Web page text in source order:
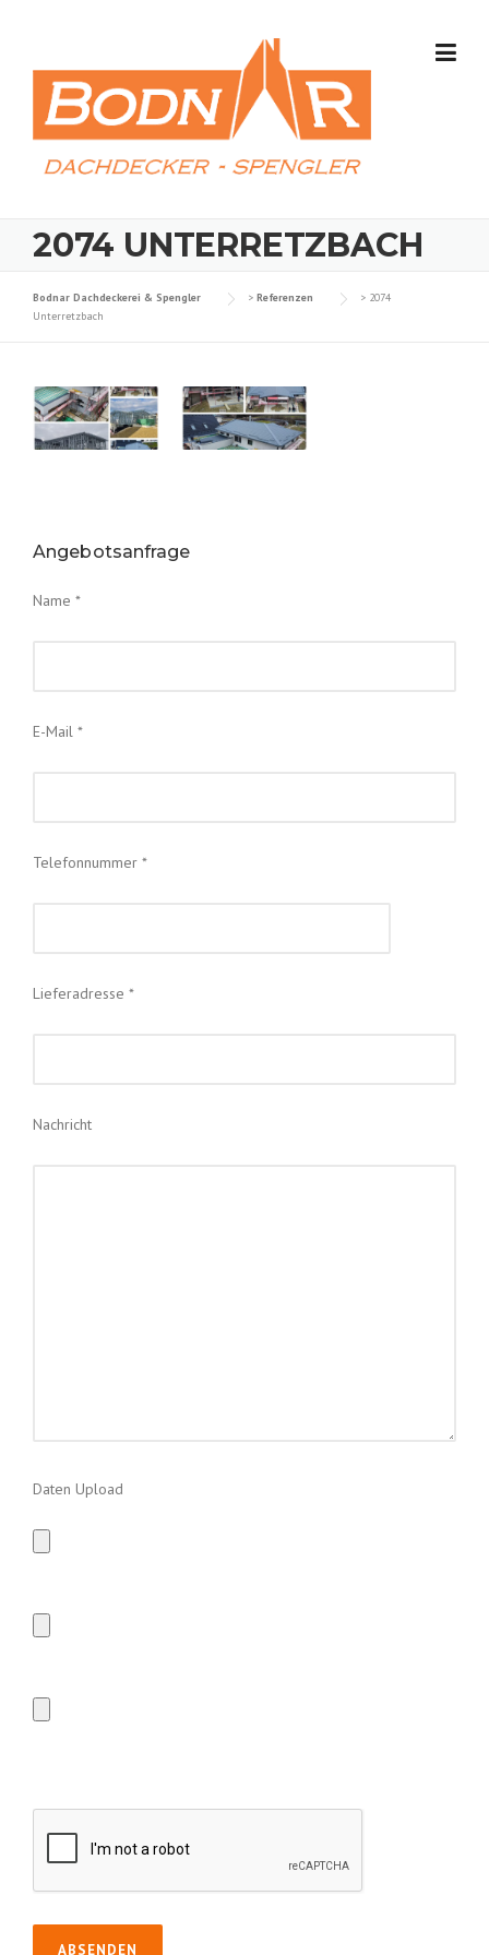
2074 UNTERRETZBACH
Bodnar Dachdeckerei & Spengler > Referenzen > 2074
Unterretzbach
Angebotsanfrage
Name *
E-Mail *
Telefonnummer *
Lieferadresse *
Nachricht
Daten Upload